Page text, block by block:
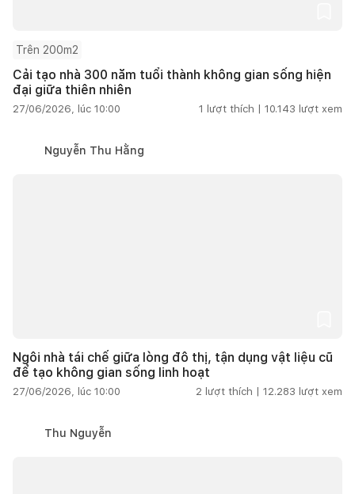
Trên 200m2
Cải tạo nhà 300 năm tuổi thành không gian sống hiện
đại giữa thiên nhiên
27/06/2026, lúc 10:00 1 lượt thích | 10.143 lượt xem
Nguyễn Thu Hằng
Ngôi nhà tái chế giữa lòng đô thị, tận dụng vật liệu cũ
để tạo không gian sống linh hoạt
27/06/2026, lúc 10:00 2 lượt thích | 12.283 lượt xem
Thu Nguyễn